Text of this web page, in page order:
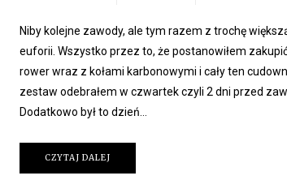
Niby kolejne zawody, ale tym razem z trochę
euforii. Wszystko przez to, że postanowiłem
rower wraz z kołami karbonowymi i cały ten
zestaw odebrałem w czwartek czyli 2 dni przed
Dodatkowo był to dzień…
CZYTAJ DALEJ